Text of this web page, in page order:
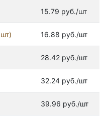
15.79 руб./шт
16.88 руб./шт
28.42 руб./шт
32.24 руб./шт
39.96 руб./шт